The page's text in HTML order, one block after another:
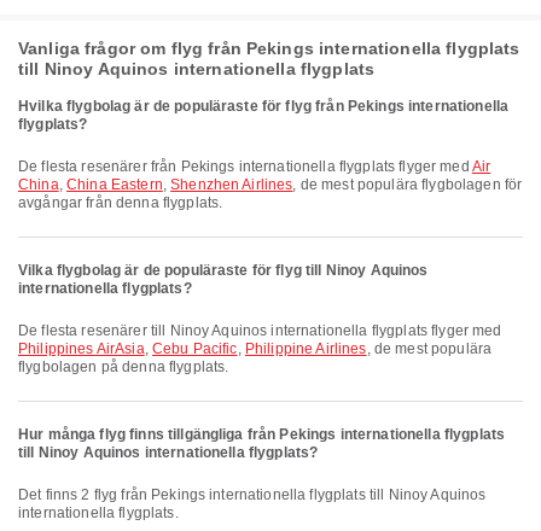
Vanliga frågor om flyg från Pekings internationella flygplats
till Ninoy Aquinos internationella flygplats
Hvilka flygbolag är de populäraste för flyg från Pekings internationella
flygplats?
De flesta resenärer från Pekings internationella flygplats flyger med Air
China, China Eastern,Shenzhen Airlines, de mest populära flygbolagen för
avgångar från denna flygplats.
Vilka flygbolag är de populäraste för flyg till Ninoy Aquinos
internationella flygplats?
De flesta resenärer till Ninoy Aquinos internationella flygplats flyger med
Philippines AirAsia, Cebu Pacific, Philippine Airlines, de mest populära
flygbolagen på denna flygplats.
Hur många flyg finns tillgängliga från Pekings internationella flygplats
till Ninoy Aquinos internationella flygplats?
Det finns 2 flyg från Pekings internationella flygplats till Ninoy Aquinos
internationella flygplats.